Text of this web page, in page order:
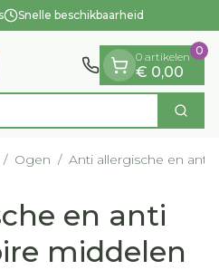
Snelle beschikbaarheid
Zoek
0 artikelen
€ 0,00
0
/ Ogen / Anti allergische en
en anti
middelen